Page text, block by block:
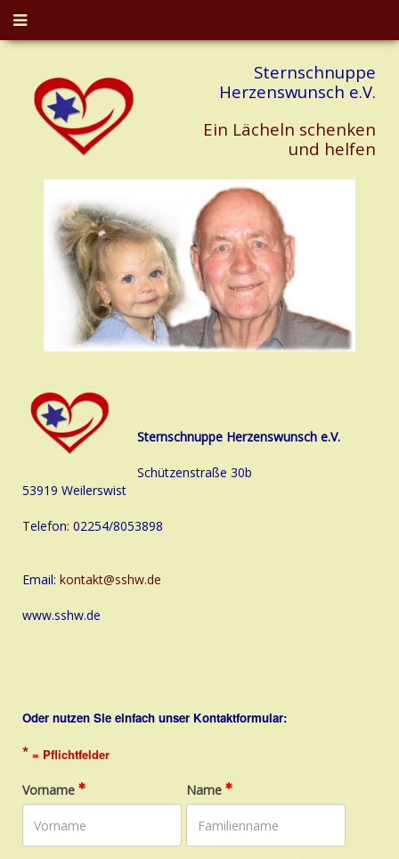
Sternschnuppe
Herzenswunsch e.V.
Ein Lächeln schenken
und helfen
Sternschnuppe Herzenswunsch e.V.
Schützenstraße 30b
53919 Weilerswist
Telefon: 02254/8053898
Email: kontakt@sshw.de
www.sshw.de
Oder nutzen Sie einfach unser Kontaktformular:
* = Pflichtfelder
Vorname Name